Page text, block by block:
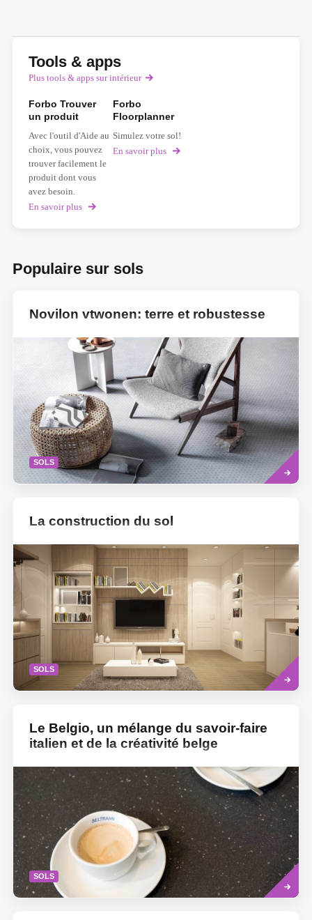
Tools & apps
Plus tools & apps sur intérieur
Forbo Trouver
un produit
Avec l'outil d'Aide au
choix, vous pouvez
trouver facilement le
produit dont vous
avez besoin.
En savoir plus
sur
Forbo
Floorplanner
Simulez votre sol!
En savoir plus
sur
Populaire sur sols
Novilon vtwonen: terre et robustesse
SOLS
Savoir
plus
La construction du sol
SOLS
more
Le Belgio, un mélange du savoir-faire
italien et de la créativité belge
SOLS
Read
more